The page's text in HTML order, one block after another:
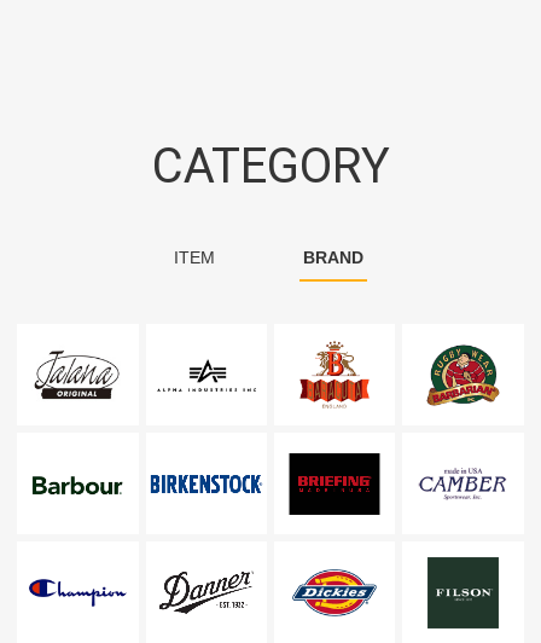
CATEGORY
ITEM BRAND